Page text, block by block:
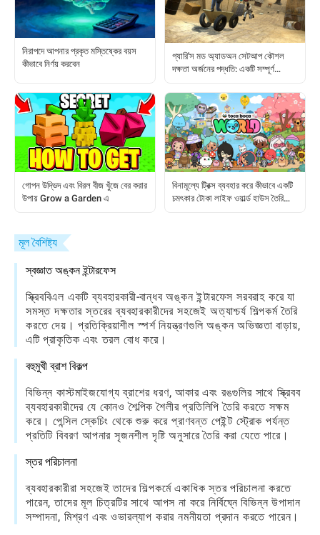
নিরাপদে আপনার প্রকৃত মস্তিষ্কের বয়স
কীভাবে নির্ণয় করবেন
গ্যারি'স মড অ্যাডঅন সেটআপ কৌশল
দক্ষতা অর্জনের পদ্ধতি: একটি সম্পূর্ণ
গোপন উদ্ভিদ এবং বিরল বীজ খুঁজে বের করার
উপায় Grow a Garden এ
বিনামূল্যে ট্রিক্স ব্যবহার করে কীভাবে একটি
চমৎকার টোকা লাইফ ওয়ার্ল্ড হাউস তৈরি
মূল বৈশিষ্ট্য
স্বজ্ঞাত অঙ্কন ইন্টারফেস
স্ক্রিববিএল একটি ব্যবহারকারী-বান্ধব অঙ্কন ইন্টারফেস সরবরাহ করে যা
সমস্ত দক্ষতার স্তরের ব্যবহারকারীদের সহজেই অত্যাশ্চর্য শিল্পকর্ম তৈরি
করতে দেয়। প্রতিক্রিয়াশীল স্পর্শ নিয়ন্ত্রণগুলি অঙ্কন অভিজ্ঞতা বাড়ায়,
এটি প্রাকৃতিক এবং তরল বোধ করে।
বহুমুখী ব্রাশ বিকল্প
বিভিন্ন কাস্টমাইজযোগ্য ব্রাশের ধরণ, আকার এবং রঙগুলির সাথে স্ক্রিবব
ব্যবহারকারীদের যে কোনও শৈল্পিক শৈলীর প্রতিলিপি তৈরি করতে সক্ষম
করে। পেন্সিল স্কেচিং থেকে শুরু করে প্রাণবন্ত পেইন্ট স্ট্রোক পর্যন্ত
প্রতিটি বিবরণ আপনার সৃজনশীল দৃষ্টি অনুসারে তৈরি করা যেতে পারে।
স্তর পরিচালনা
ব্যবহারকারীরা সহজেই তাদের শিল্পকর্মে একাধিক স্তর পরিচালনা করতে
পারেন, তাদের মূল চিত্রটির সাথে আপস না করে নির্বিঘ্নে বিভিন্ন উপাদান
সম্পাদনা, মিশ্রণ এবং ওভারল্যাপ করার নমনীয়তা প্রদান করতে পারেন।